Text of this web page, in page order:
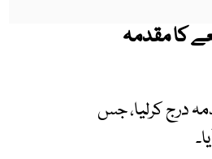
کا مقدمہ
درج کرلیا، جس